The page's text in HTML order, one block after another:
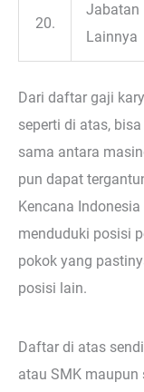
20.
Jabatan
Lainnya
Dari daftar gaji
seperti di atas,
sama antara
pun dapat
Kencana
menduduki posisi
pokok yang
posisi lain.
Daftar di atas
atau SMK